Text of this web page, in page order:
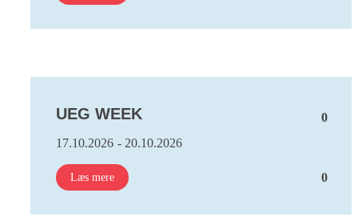
0
0
UEG WEEK
17.10.2026 - 20.10.2026
Læs mere